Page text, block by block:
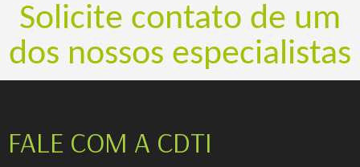
Solicite contato de um
dos nossos especialistas
FALE COM A CDTI